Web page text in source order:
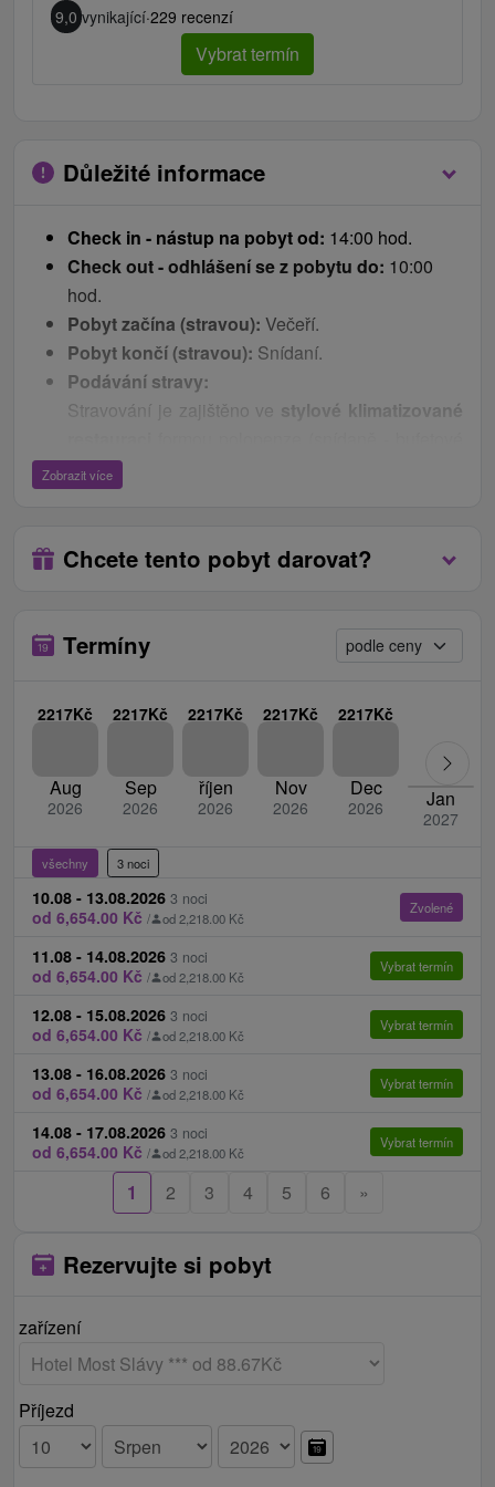
9,0 vynikající·229 recenzí
Vybrat termín
Důležité informace
Check in - nástup na pobyt od: 14:00 hod.
Check out - odhlášení se z pobytu do: 10:00
hod.
Pobyt začína (stravou): Večeří.
Pobyt končí (stravou): Snídaní.
Podávání stravy:
Stravování je zajištěno ve
stylové klimatizované
stoly, večeře - výběr ze 3 jídel), která kromě
slovenské a světové kuchyně nabízí také
restauraci k dispozici dětský koutek. K odpočinku
Teplička, která je příjemným zchlazením zejména
Parkování:Parkoviště u hotelu je hlídané a
Zvířata:Domácí zvířata jsou povolena za
Zobrazit více
Chcete tento pobyt darovat?
Termíny
2217Kč
Aug
2026
2217Kč
Sep
2026
2217Kč
říjen
2026
2217Kč
Nov
2026
2217Kč
Dec
2026 Jan
2027
všechny 3 noci
10.08 - 13.08.2026 3 noci
od 6,654.00 Kč / od 2,218.00 Kč
Zvolené
11.08 - 14.08.2026 3 noci
od 6,654.00 Kč / od 2,218.00 Kč
Vybrat termín
12.08 - 15.08.2026 3 noci
od 6,654.00 Kč / od 2,218.00 Kč
Vybrat termín
13.08 - 16.08.2026 3 noci
od 6,654.00 Kč / od 2,218.00 Kč
Vybrat termín
14.08 - 17.08.2026 3 noci
od 6,654.00 Kč / od 2,218.00 Kč
Vybrat termín
1 2 3 4 5 6 »
Rezervujte si pobyt
zařízení
Příjezd